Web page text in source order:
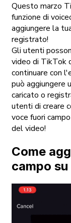
Questo marzo
funzione di
aggiungere la
registrato!
Gli utenti
video di TikTok
continuare con
può aggiungere
caricato o
utenti di creare
voce fuori
del video!
Come
campo